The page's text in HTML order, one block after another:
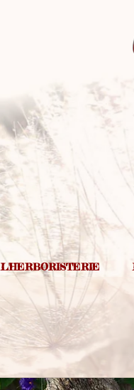
L'HERBORISTERIE